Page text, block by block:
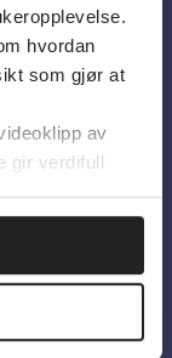
hvordan
som gjør at
av
gir verdifull